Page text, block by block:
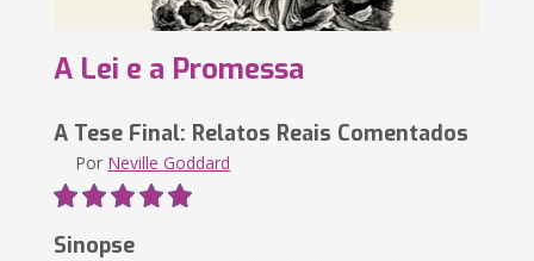
A Lei e a Promessa
A Tese Final: Relatos Reais Comentados
Por Neville Goddard
Sinopse